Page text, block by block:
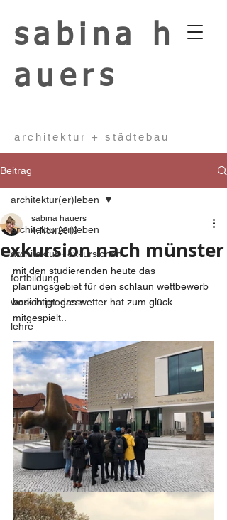
sabina
h
auers
architektur + städtebau
Beitrag
architektur(er)leben
architektur - exkursionen
fortbildung
work in progress
lehre
architektur(er)leben
exkursion nach münster
sabina hauers
4. Nov. 2019
mit den studierenden heute das
planungsgebiet für den schlaun wettbewerb
besichtigt: das wetter hat zum glück
mitgespielt..